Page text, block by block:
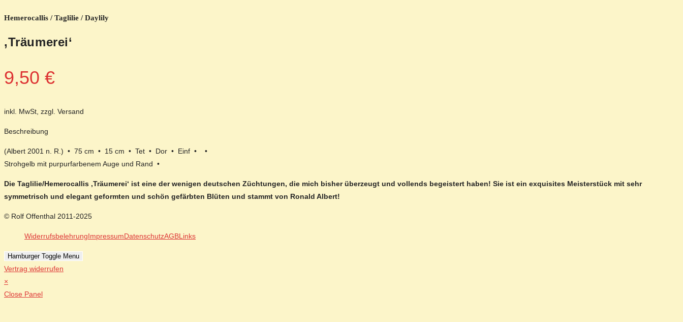
Hemerocallis / Taglilie / Daylily
‚Träumerei‘
9,50 €
inkl. MwSt, zzgl. Versand
Beschreibung
(Albert 2001 n. R.) • 75 cm • 15 cm • Tet • Dor • Einf • •
Strohgelb mit purpurfarbenem Auge und Rand •
Die Taglilie/Hemerocallis ‚Träumerei‘ ist eine der wenigen deutschen Züchtungen, die mich bisher überzeugt und vollends begeistert haben! Sie ist ein exquisites Meisterstück mit sehr
symmetrisch und elegant geformten und schön gefärbten Blüten und stammt von Ronald Albert!
© Rolf Offenthal 2011-2025
WiderrufsbelehrungImpressumDatenschutzAGBLinks
Hamburger Toggle Menu
Vertrag widerrufen
×
Close Panel